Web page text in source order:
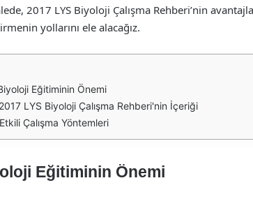
2017 LYS Biyoloji Çalışma Rehberi’nin
yollarını ele alacağız.
Eğitiminin Önemi
2017 LYS Biyoloji Çalışma Rehberi'nin İçeriği
Etkili Çalışma Yöntemleri
Eğitiminin Önemi